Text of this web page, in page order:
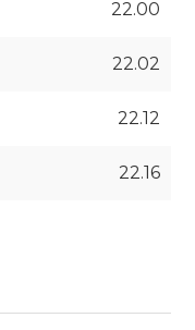
22.00
22.02
22.12
22.16